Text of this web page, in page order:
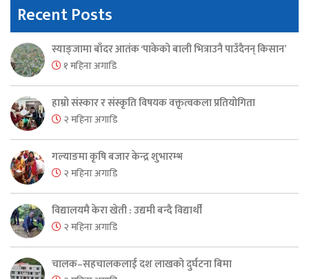
Recent Posts
स्याङ्जामा बाँदर आतंक ‘पाकेको बाली भित्राउनै पाउँदैनन् किसान’
१ महिना अगाडि
हाम्रो संस्कार र संस्कृति विषयक वक्तृत्वकला प्रतियोगिता
२ महिना अगाडि
गल्याङमा कृषि बजार केन्द्र शुभारम्भ
२ महिना अगाडि
विद्यालयमै केरा खेती : उद्यमी बन्दै विद्यार्थी
२ महिना अगाडि
चालक–सहचालकलाई दश लाखको दुर्घटना बिमा